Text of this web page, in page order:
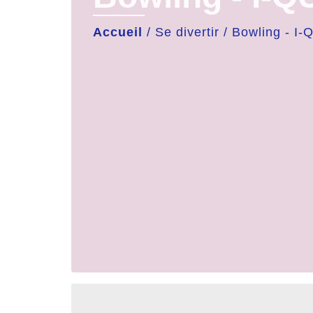
Accueil / Se divertir / Bowling - I-